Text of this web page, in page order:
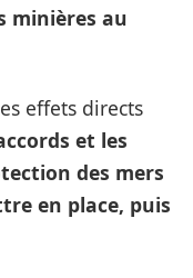
minières au
effets directs
et les
des mers
en place, puis